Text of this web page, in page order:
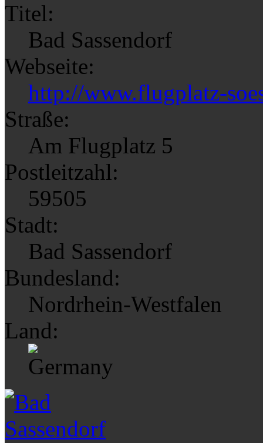
Titel:
Bad Sassendorf
Webseite:
http://www.flugplatz-
Straße:
Am Flugplatz 5
Postleitzahl:
59505
Stadt:
Bad Sassendorf
Bundesland:
Nordrhein-Westfalen
Land: